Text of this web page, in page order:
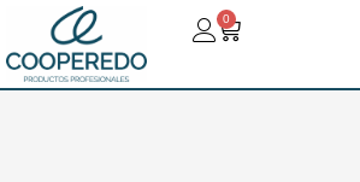
0